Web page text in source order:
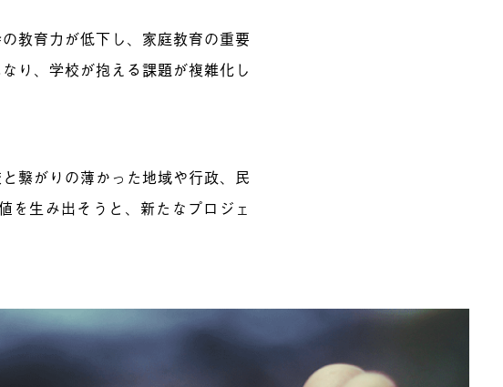
教育力が低下し、家庭教育の重要
り、学校が抱える課題が複雑化し
繋がりの薄かった地域や行政、民
を生み出そうと、新たなプロジェ